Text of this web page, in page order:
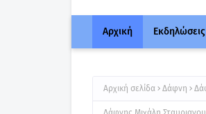
Αρχική Εκδηλώσεις
Αρχική σελίδα Δάφνη